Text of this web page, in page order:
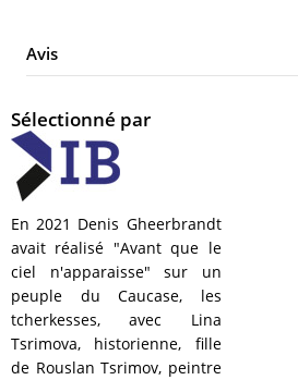
Avis
Sélectionné par
En 2021 Denis Gheerbrandt
avait réalisé "Avant que le
ciel n'apparaisse" sur un
peuple du Caucase, les
tcherkesses, avec Lina
Tsrimova, historienne, fille
de Rouslan Tsrimov, peintre